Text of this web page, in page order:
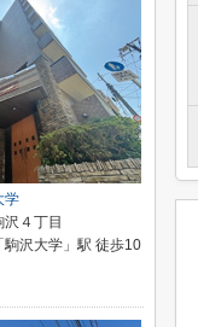
学
４丁目
沢大学」駅 徒歩10